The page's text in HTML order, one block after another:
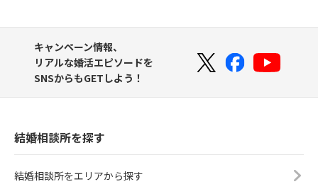
キャンペーン情報、
リアルな婚活エピソードを
SNSからもGETしよう！
結婚相談所を探す
結婚相談所をエリアから探す